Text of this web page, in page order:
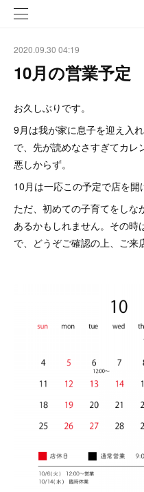
2020.09.30 04:19
10月の営業予定
お久しぶりです。
9月は我が家に息子を迎え入
で、先が読めなさすぎてカレ
悪しからず。
10月は一応この予定で店を開
ただ、初めての子育てをしな
あるかもしれません。その時
で、どうぞご確認の上、ご来